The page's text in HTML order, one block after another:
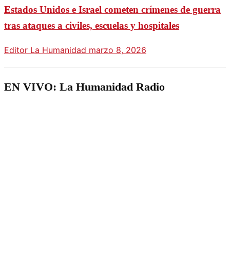
Estados Unidos e Israel cometen crímenes de guerra
tras ataques a civiles, escuelas y hospitales
Editor La Humanidad marzo 8, 2026
EN VIVO: La Humanidad Radio